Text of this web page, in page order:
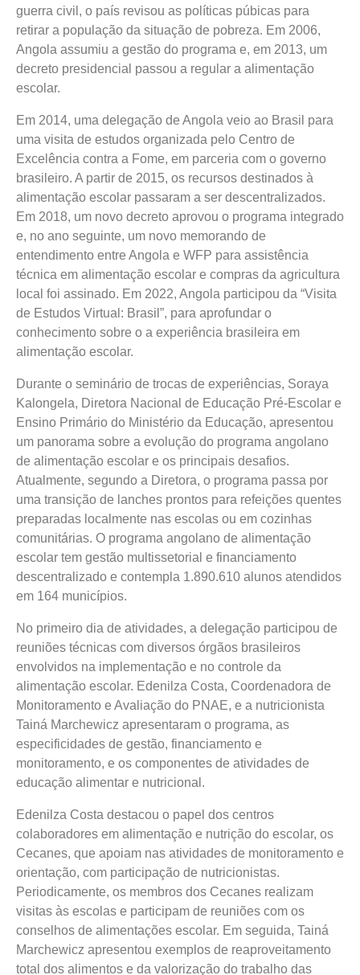
guerra civil, o país revisou as políticas púbicas para
retirar a população da situação de pobreza. Em 2006,
Angola assumiu a gestão do programa e, em 2013, um
decreto presidencial passou a regular a alimentação
escolar.
Em 2014, uma delegação de Angola veio ao Brasil para
uma visita de estudos organizada pelo Centro de
Excelência contra a Fome, em parceria com o governo
brasileiro. A partir de 2015, os recursos destinados à
alimentação escolar passaram a ser descentralizados.
Em 2018, um novo decreto aprovou o programa integrado
e, no ano seguinte, um novo memorando de
entendimento entre Angola e WFP para assistência
técnica em alimentação escolar e compras da agricultura
local foi assinado. Em 2022, Angola participou da “Visita
de Estudos Virtual: Brasil”, para aprofundar o
conhecimento sobre o a experiência brasileira em
alimentação escolar.
Durante o seminário de trocas de experiências, Soraya
Kalongela, Diretora Nacional de Educação Pré-Escolar e
Ensino Primário do Ministério da Educação, apresentou
um panorama sobre a evolução do programa angolano
de alimentação escolar e os principais desafios.
Atualmente, segundo a Diretora, o programa passa por
uma transição de lanches prontos para refeições quentes
preparadas localmente nas escolas ou em cozinhas
comunitárias. O programa angolano de alimentação
escolar tem gestão multissetorial e financiamento
descentralizado e contempla 1.890.610 alunos atendidos
em 164 municípios.
No primeiro dia de atividades, a delegação participou de
reuniões técnicas com diversos órgãos brasileiros
envolvidos na implementação e no controle da
alimentação escolar. Edenilza Costa, Coordenadora de
Monitoramento e Avaliação do PNAE, e a nutricionista
Tainá Marchewicz apresentaram o programa, as
especificidades de gestão, financiamento e
monitoramento, e os componentes de atividades de
educação alimentar e nutricional.
Edenilza Costa destacou o papel dos centros
colaboradores em alimentação e nutrição do escolar, os
Cecanes, que apoiam nas atividades de monitoramento e
orientação, com participação de nutricionistas.
Periodicamente, os membros dos Cecanes realizam
visitas às escolas e participam de reuniões com os
conselhos de alimentações escolar. Em seguida, Tainá
Marchewicz apresentou exemplos de reaproveitamento
total dos alimentos e da valorização do trabalho das